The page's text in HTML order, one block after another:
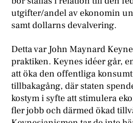
utgifter/andel av ekonomin
samt dollarns devalvering.
Detta var John Maynard
praktiken. Keynes idéer går,
att öka den offentliga
tillbakagång, där staten
kostym i syfte att stimulera
fler jobb och därmed ökad